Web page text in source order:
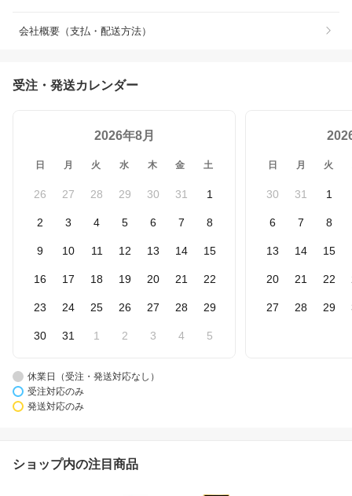
会社概要（支払・配送方法）
受注・発送カレンダー
2026年8月
日 月 火 水 木 金 土
26 27 28 29 30 31 1
2 3 4 5 6 7 8
9 10 11 12 13 14 15
16 17 18 19 20 21 22
23 24 25 26 27 28 29
30 31 1 2 3 4 5
日 月 火
30 31 1
6 7 8
13 14 15
20 21 22
27 28 29
休業日（受注・発送対応なし）
受注対応のみ
発送対応のみ
ショップ内の注目商品